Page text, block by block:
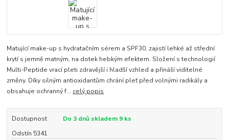
Matující make-up s hydratačním sérem a SPF30, zajistí lehké až střední
krytí s jemně matným, na dotek hebkým efektem. Složení s technologií
Multi-Peptide vrací pleti zdravější i hladší vzhled a přináší viditelné
změny. Díky silným antioxidantům chrání pleť před volnými radikály a
obsahuje ochranný f... celý popis
Dostupnost
Do 3 dnů skladem 9 ks
Odstín 5341